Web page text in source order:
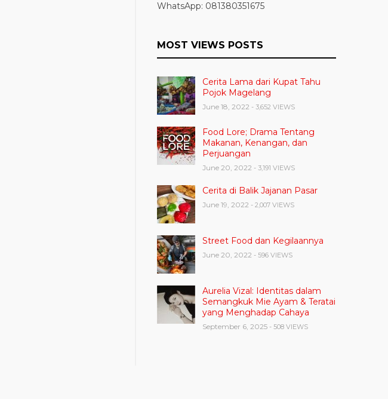
WhatsApp: 081380351675
MOST VIEWS POSTS
Cerita Lama dari Kupat Tahu
Pojok Magelang
June 18, 2022 - 3,652 VIEWS
Food Lore; Drama Tentang
Makanan, Kenangan, dan
Perjuangan
June 20, 2022 - 3,191 VIEWS
Cerita di Balik Jajanan Pasar
June 19, 2022 - 2,007 VIEWS
Street Food dan Kegilaannya
June 20, 2022 - 596 VIEWS
Aurelia Vizal: Identitas dalam
Semangkuk Mie Ayam & Teratai
yang Menghadap Cahaya
September 6, 2025 - 508 VIEWS